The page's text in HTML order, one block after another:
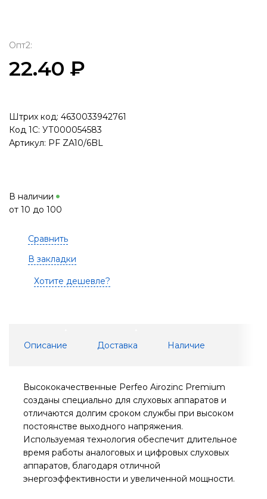
Опт2:
22.40 ₽
Штрих код: 4630033942761
Код 1С: УТ000054583
Артикул: PF ZA10/6BL
В наличии
от 10 до 100
Сравнить
В закладки
Хотите дешевле?
Описание Доставка Наличие
Высококачественные Perfeo Airozinc Premium
созданы специально для слуховых аппаратов и
отличаются долгим сроком службы при высоком
постоянстве выходного напряжения.
Используемая технология обеспечит длительное
время работы аналоговых и цифровых слуховых
аппаратов, благодаря отличной
энергоэффективности и увеличенной мощности.